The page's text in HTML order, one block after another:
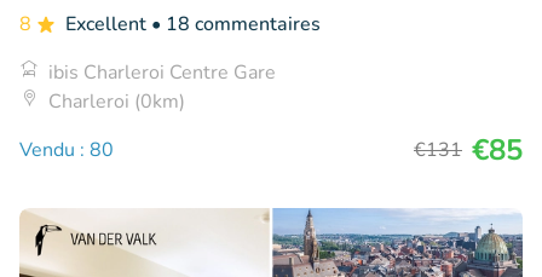
8 Excellent • 18 commentaires
ibis Charleroi Centre Gare
Charleroi (0km)
Vendu : 80
€131 €85